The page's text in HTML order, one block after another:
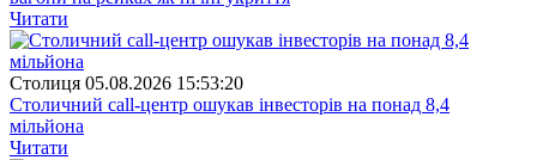
Читати
Столиця 05.08.2026 15:53:20
Столичний call-центр ошукав інвесторів на понад 8,4
мільйона
Читати